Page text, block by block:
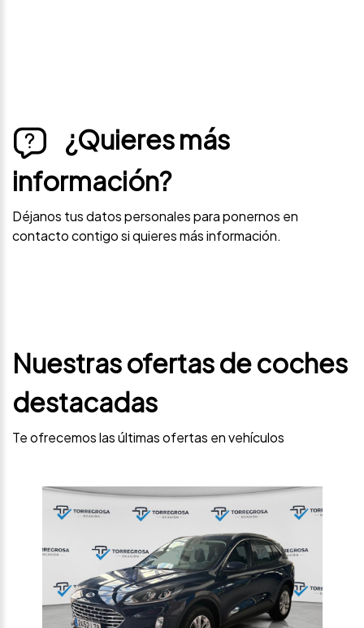
¿Quieres más
información?
Déjanos tus datos personales para ponernos en
contacto contigo si quieres más información.
Nuestras ofertas de coches
destacadas
Te ofrecemos las últimas ofertas en vehículos